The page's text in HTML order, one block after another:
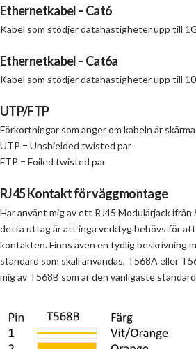
Ethernetkabel – Cat6
​Kabel som stödjer datahastigheter upp till
Ethernetkabel – Cat6a
Kabel som stödjer datahastigheter upp till
UTP/FTP
Förkortningar som anger om kabeln är
​UTP = Unshielded twisted par
​FTP = Foiled twisted par
RJ45 Kontakt för väggmontage
Har använt mig av ett RJ45 Modulärjack ifrån
detta uttag är att inga verktyg behövs för att
kontakten. Finns även en tydlig beskrivning
standard som skall användas, T568A eller
mig av T568B som är den vanligaste